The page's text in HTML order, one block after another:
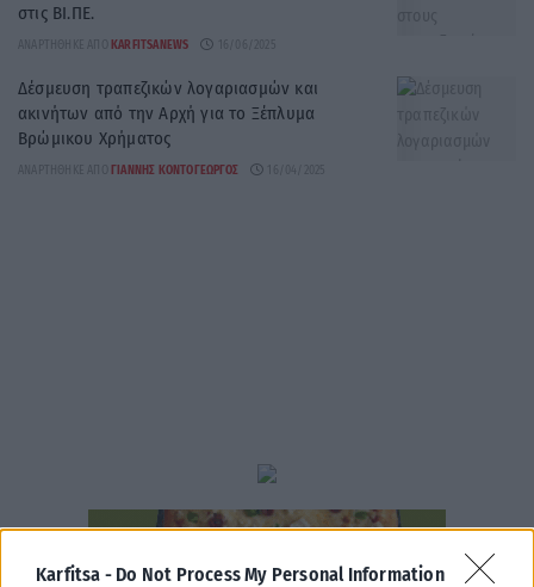
Karfitsa - Do Not Process My Personal Information
στις ΒΙ.ΠΕ.
ΑΝΑΡΤΉΘΗΚΕ ΑΠΌ KARFITSANEWS
Δέσμευση τραπεζικών λογαριασμών και
ακινήτων από την Αρχή για το Ξέπλυμα
Βρώμικου Χρήματος
ΑΝΑΡΤΉΘΗΚΕ ΑΠΌ ΓΙΆΝΝΗΣ ΚΟΝΤΟΓΕΏΡΓΟΣ